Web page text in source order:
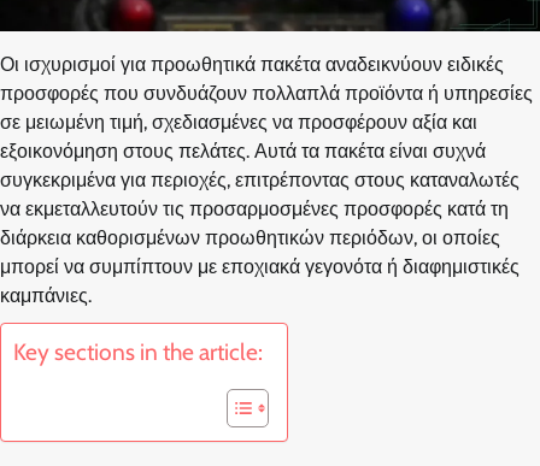
Οι ισχυρισμοί για προωθητικά πακέτα αναδεικνύουν ειδικές
προσφορές που συνδυάζουν πολλαπλά προϊόντα ή υπηρεσίες
σε μειωμένη τιμή, σχεδιασμένες να προσφέρουν αξία και
εξοικονόμηση στους πελάτες. Αυτά τα πακέτα είναι συχνά
συγκεκριμένα για περιοχές, επιτρέποντας στους καταναλωτές
να εκμεταλλευτούν τις προσαρμοσμένες προσφορές κατά τη
διάρκεια καθορισμένων προωθητικών περιόδων, οι οποίες
μπορεί να συμπίπτουν με εποχιακά γεγονότα ή διαφημιστικές
καμπάνιες.
Key sections in the article: